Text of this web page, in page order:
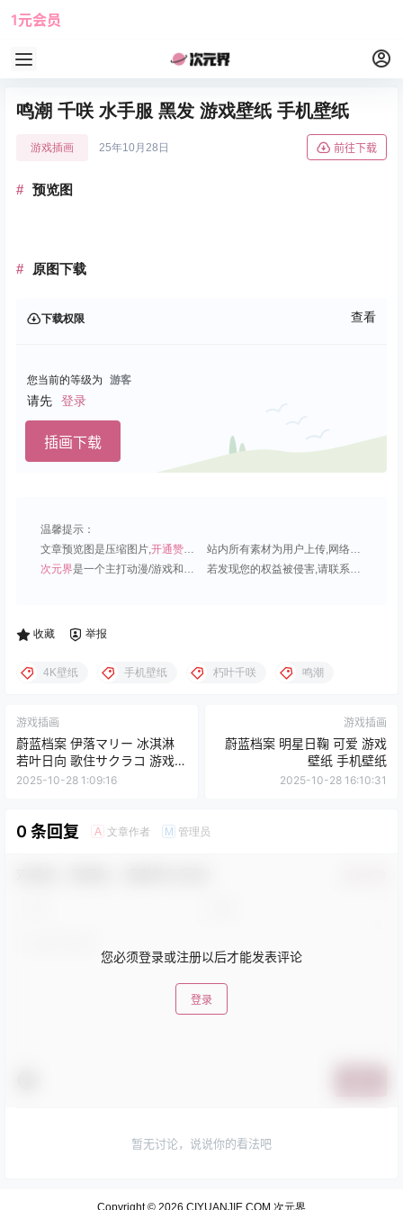
1元会员
鸣潮 千咲 水手服 黑发 游戏壁纸 手机壁纸
游戏插画 25年10月28日 前往下载
预览图
原图下载
下载权限 查看
您当前的等级为 游客
请先 登录
插画下载
温馨提示：
文章预览图是压缩图片,开通赞助会员 可免费下载超清原图;
站内所有素材为用户上传,网络分享或原创,请勿用于商业用途;
次元界是一个主打动漫/游戏和虚拟偶像角色的插画壁纸平台; 若发现您的权益被侵害,请联系QQ1815919191,我们尽快处理.
收藏 举报
4K壁纸 手机壁纸 朽叶千咲 鸣潮
游戏插画
蔚蓝档案 伊落マリー 冰淇淋
若叶日向 歌住サクラコ 游戏壁
纸 电脑壁纸
2025-10-28 1:09:16
游戏插画
蔚蓝档案 明星日鞠 可爱 游戏
壁纸 手机壁纸
2025-10-28 16:10:31
0 条回复 A 文章作者 M 管理员
您必须登录或注册以后才能发表评论
登录
暂无讨论，说说你的看法吧
Copyright © 2026 CIYUANJIE.COM 次元界